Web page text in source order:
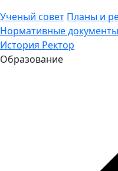
Ученый совет Планы и
Нормативные документы
История Ректор
Образование